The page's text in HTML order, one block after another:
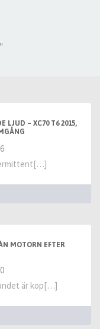
LJUD – XC70 T6 2015,
MOTORN EFTER
är kop[…]